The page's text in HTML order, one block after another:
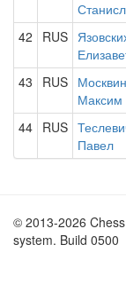
42 RUS
43 RUS Москвин
Максим
44 RUS
Павел
© 2013-2026
system. Build 0500